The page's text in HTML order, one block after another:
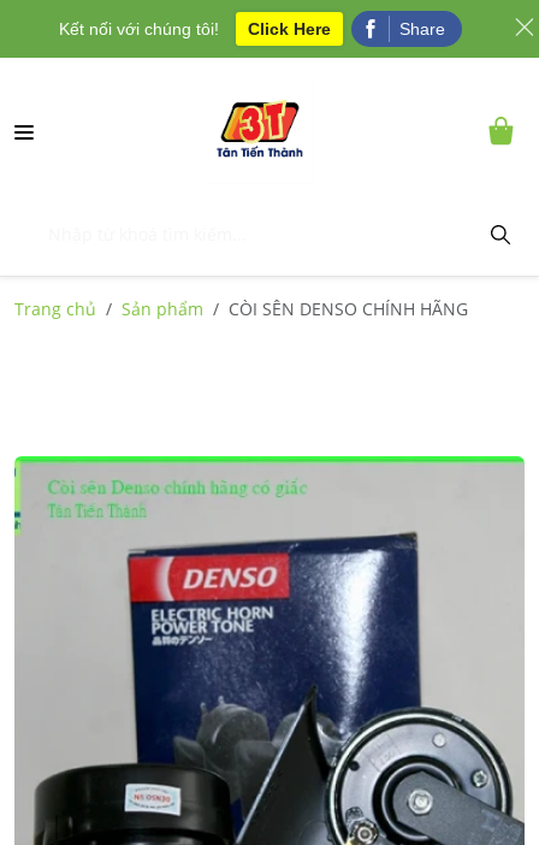
Trang chủ Sản phẩm CÒI SÊN DENSO CHÍNH HÃNG
Kết nối với chúng tôi! Click Here Share